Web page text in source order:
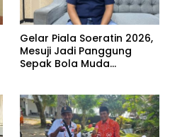
Gelar Piala Soeratin 2026,
Mesuji Jadi Panggung
Sepak Bola Muda